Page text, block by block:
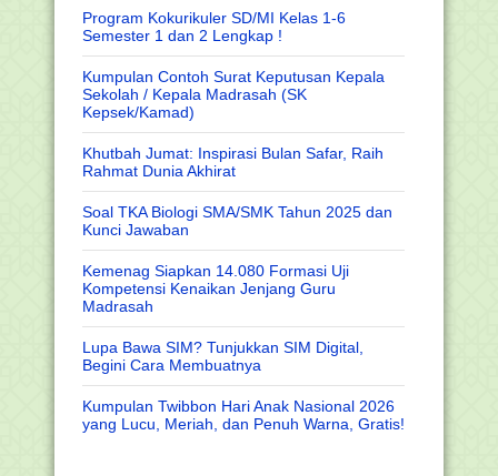
Program Kokurikuler SD/MI Kelas 1-6
Semester 1 dan 2 Lengkap !
Kumpulan Contoh Surat Keputusan Kepala
Sekolah / Kepala Madrasah (SK
Kepsek/Kamad)
Khutbah Jumat: Inspirasi Bulan Safar, Raih
Rahmat Dunia Akhirat
Soal TKA Biologi SMA/SMK Tahun 2025 dan
Kunci Jawaban
Kemenag Siapkan 14.080 Formasi Uji
Kompetensi Kenaikan Jenjang Guru
Madrasah
Lupa Bawa SIM? Tunjukkan SIM Digital,
Begini Cara Membuatnya
Kumpulan Twibbon Hari Anak Nasional 2026
yang Lucu, Meriah, dan Penuh Warna, Gratis!